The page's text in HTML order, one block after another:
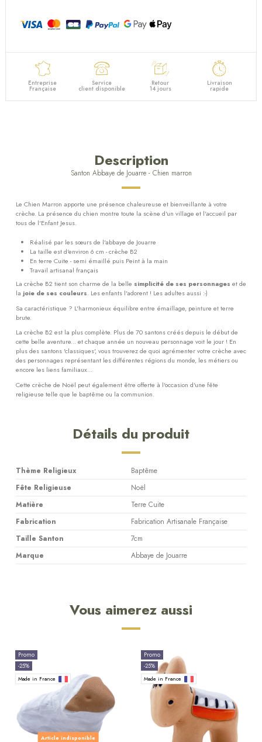
Entreprise
Française
Service
client disponible
Retour
14 jours
Livraison
rapide
Description
Santon Abbaye de Jouarre - Chien marron
Le Chien Marron apporte une présence chaleureuse et bienveillante à votre
crèche. La présence du chien montre toute la scène d'un village et l'accueil par
tous de l'Enfant Jesus.
Réalisé par les sœurs de l'abbaye de Jouarre
La taille est d'environ 6 cm - crèche B2
En terre Cuite - semi émaillé puis Peint à la main
Travail artisanal français
La crèche B2 tient son charme de la belle simplicité de ses personnages et de
la joie de ses couleurs. Les enfants l'adorent ! Les adultes aussi :-)
Sa caractéristique ? L'harmonieux équilibre entre émaillage, peinture et terre
brute.
La crèche B2 est la plus complète. Plus de 70 santons créés depuis le début de
cette belle aventure... et chaque année un nouveau personnage voit le jour ! En
plus des santons 'classiques', vous trouverez de quoi agrémenter votre crèche avec
des personnages représentant les différentes régions du monde, les métiers ou
encore les liens familiaux...
Cette crèche de Noël peut également être offerte à l'occasion d'une fête
religieuse telle que le baptême ou la communion.
Détails du produit
Thème Religieux
Baptême
Fête Religieuse
Noël
Matière
Terre Cuite
Fabrication
Fabrication Artisanale Française
Taille Santon
7cm
Marque
Abbaye de Jouarre
Vous aimerez aussi
Promo
-25%
Made in France
Article indisponible
Promo
-25%
Made in France